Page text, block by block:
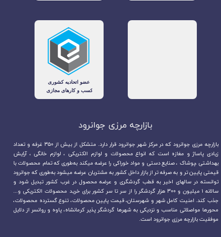
بازارچه مرزی جوانرود​​​​​​​
بازارچه مرزی جوانرود که در مرکز شهر جوانرود قرار دارد. متشکل از بیش از ۳۵۰ غرفه و تعداد
زیادی پاساژ و مغازه است که انواع محصولات و لوازم الکتریکی ، لوازم خانگی ، آرایش
بهداشتی ،پوشاک ، صنایع دستی و مواد خوراکی را عرضه میکند به‌طوری که تمام محصولات با
قیمتی پایین تر و به صرفه تر از بازار داخل کشور به مشتریان عرضه میشود به‌طوری که جوانرود
توانسته در سالهای اخیر به قطب گردشگری و عرضه محصول در غرب کشور تبدیل شود و
سالانه ۱ میلیون و ۳۰۰ هزار گردشگر را از سر تا سر کشور برای خرید محصولات الکتریکی و...
جذب کند. امنیت کامل شهر و شهرستان، قیمت پایین محصولات، تنوع گسترده محصولات،
محورها مواصلاتی مناسب و نزدیکی به شهرها گردشگر پذیر کرمانشاه، پاوه و روانسر از دلایل
موفقیت بازارچه مرزی جوانرود است.